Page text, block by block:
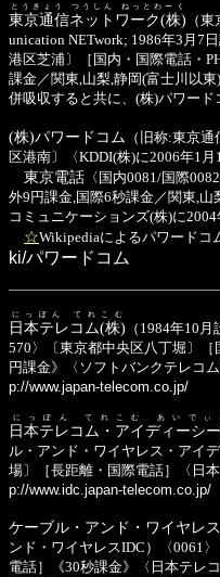
東京通信ネットワーク(株)
とうきょう つうしん ねっとわーく
（
unication NETwork; 1986年3月7
港区芝浦〕［国内・国際電話・
課金／関東,山梨,静岡(富士川以
併吸収すると共に、(株)パワード
(株)パワードコム （旧称:東京
区港南〕〈KDDI(株)に2006年1月
東京電話 〈国内0081/国際
外9円課金,国際6秒課金／関東,山
コミュニケーションズ(株)に2004
☆Wikipediaによるパワードコ
ki/パワードコム
日本テレコム(株)
にっぽん てれこむ
（1984年10
570〉〔東京都中央区八丁堀〕
円課金》〈ソフトバンクテレコ
p://www.japan-telecom.co.jp/
日本テレコム・アイディーシ
にっぽん てれこむ あいでぃ
ル・アンド・ワイヤレス・アイ
場〕［長距離・国際電話］〈日
p://www.idc.japan-telecom.co.jp/
ケーブル・アンド・ワイヤレ
ンド・ワイヤレスIDC）〈0061
電話］《30秒課金》〈日本テレ